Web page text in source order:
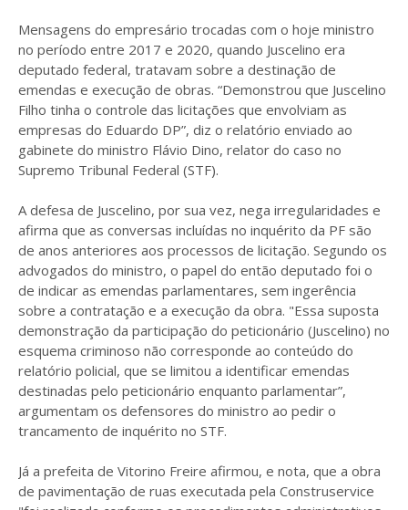
Mensagens do empresário trocadas com o hoje ministro
no período entre 2017 e 2020, quando Juscelino era
deputado federal, tratavam sobre a destinação de
emendas e execução de obras. “Demonstrou que Juscelino
Filho tinha o controle das licitações que envolviam as
empresas do Eduardo DP”, diz o relatório enviado ao
gabinete do ministro Flávio Dino, relator do caso no
Supremo Tribunal Federal (STF).
A defesa de Juscelino, por sua vez, nega irregularidades e
afirma que as conversas incluídas no inquérito da PF são
de anos anteriores aos processos de licitação. Segundo os
advogados do ministro, o papel do então deputado foi o
de indicar as emendas parlamentares, sem ingerência
sobre a contratação e a execução da obra. "Essa suposta
demonstração da participação do peticionário (Juscelino) no
esquema criminoso não corresponde ao conteúdo do
relatório policial, que se limitou a identificar emendas
destinadas pelo peticionário enquanto parlamentar”,
argumentam os defensores do ministro ao pedir o
trancamento de inquérito no STF.
Já a prefeita de Vitorino Freire afirmou, e nota, que a obra
de pavimentação de ruas executada pela Construservice